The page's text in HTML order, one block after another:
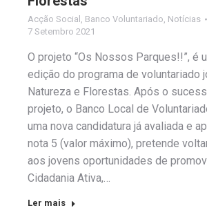
Acção Social Banco Voluntariado Notícias
7 Setembro 2021
O projeto “Os Nossos Parques!!”, é
edição do programa de voluntariado
Natureza e Florestas. Após o
projeto, o Banco Local de
uma nova candidatura já avaliada e
nota 5 (valor máximo), pretende
aos jovens oportunidades de
Cidadania Ativa,…
Ler mais